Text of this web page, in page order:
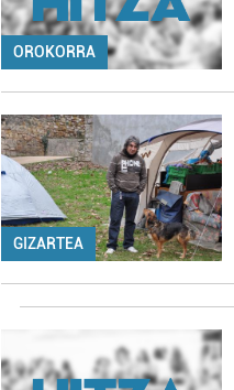
OROKORRA
GIZARTEA